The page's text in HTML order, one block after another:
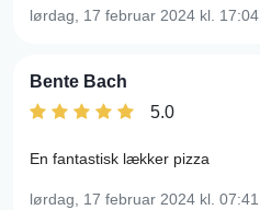
lørdag, 17 februar 2024 kl. 17:04
Bente Bach
5.0
En fantastisk lækker pizza
lørdag, 17 februar 2024 kl. 07:41